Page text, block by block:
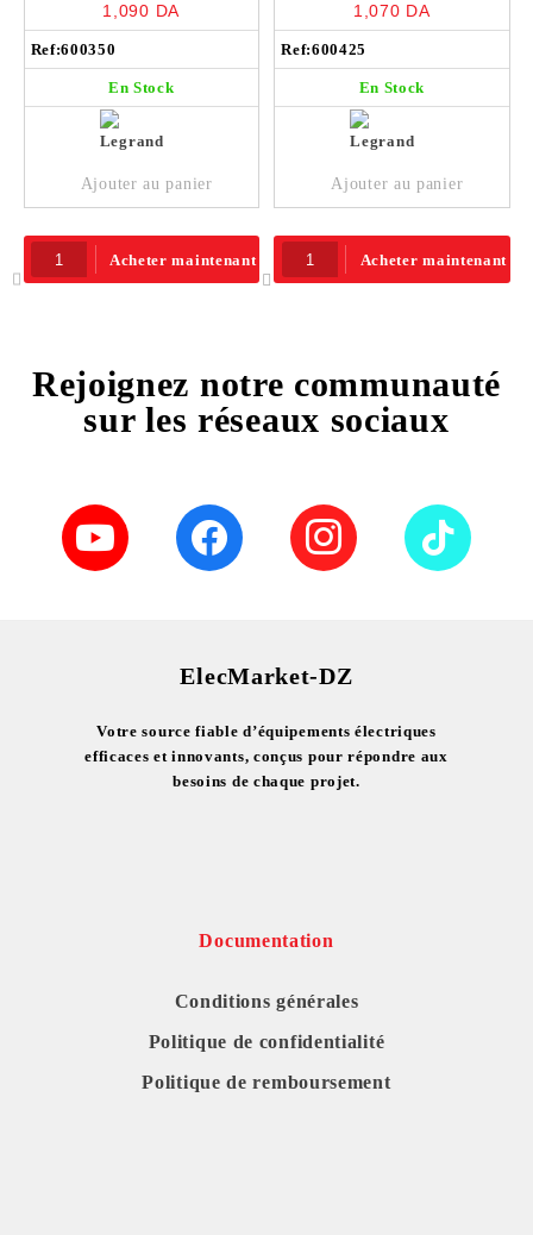
1,090 DA
Ref:600350
En Stock
Ajouter au panier
Acheter maintenant
1,070 DA
Ref:600425
En Stock
Ajouter au panier
Acheter maintenant
Rejoignez notre communauté
sur les réseaux sociaux
ElecMarket-DZ
Votre source fiable d’équipements électriques
efficaces et innovants, conçus pour répondre aux
besoins de chaque projet.
Documentation
Conditions générales
Politique de confidentialité
Politique de remboursement